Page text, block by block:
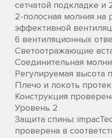
сетчатой подкладке
2-полосная молния на
эффективной
6 вентиляционных
Светоотражающие
Соединительная
Регулируемая высота
Плечо и локоть
Конструкция
Уровень 2
Защита спины:
проверена в